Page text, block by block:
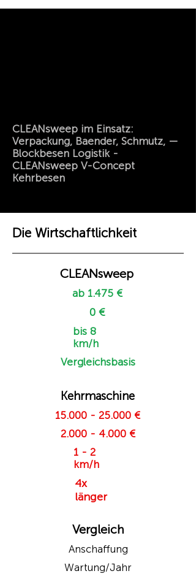
CLEANsweep im Einsatz:
Verpackung, Baender, Schmutz, —
Blockbesen Logistik -
CLEANsweep V-Concept
Kehrbesen
Die Wirtschaftlichkeit
CLEANsweep
ab 1.475 €
0 €
bis 8
km/h
Vergleichsbasis
Kehrmaschine
15.000 - 25.000 €
2.000 - 4.000 €
1 - 2
km/h
4x
länger
Vergleich
Anschaffung
Wartung/Jahr